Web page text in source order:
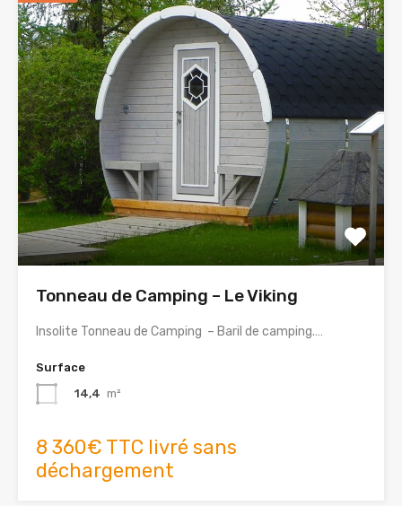
Tonneau de Camping – Le Viking
Insolite Tonneau de Camping – Baril de camping.…
Surface
14,4 m²
8 360€ TTC livré sans
déchargement